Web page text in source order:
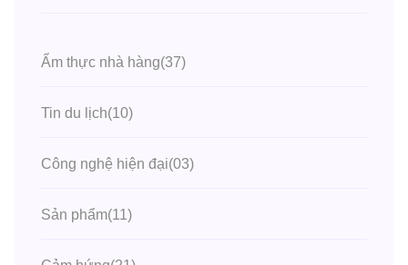
Ẩm thực nhà hàng(37)
Tin du lịch(10)
Công nghệ hiện đại(03)
Sản phẩm(11)